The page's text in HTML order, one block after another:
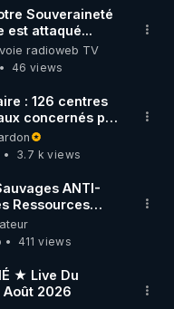
de méditation et
code
Souveraineté
est attaqué...
radioweb TV
46 views
: 126 centres
concernés par
toute la
3.7 k views
ANTI-
Ressources
Haies
411 views
★ Live Du
2026